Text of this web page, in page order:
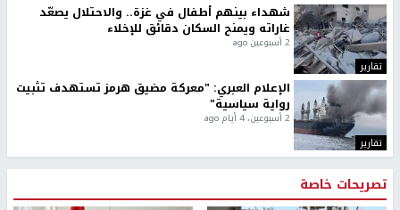
تقارير
شهداء بينهم أطفال في غزة.. والاحتلال يصعّد
غاراته ويمنح السكان دقائق للإخلاء
2 أسبوعين ago
تقارير
الإعلام العبري: "معركة مضيق هرمز تستهدف تثبيت
رواية سياسية"
2 أسبوعين، 4 أيام ago
تصريحات خاصة